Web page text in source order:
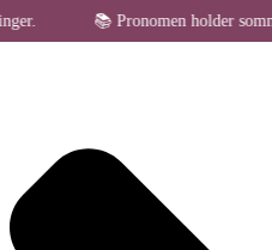
Administrer samtykke til cookies
📚 Pronomen holder